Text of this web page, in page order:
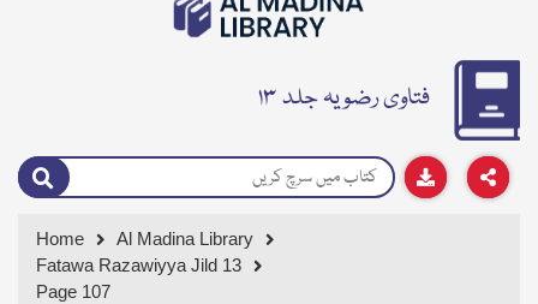
فتاوی رضویہ جلد ۱۳
Home
Al Madina Library
Fatawa Razawiyya Jild 13
Page 107